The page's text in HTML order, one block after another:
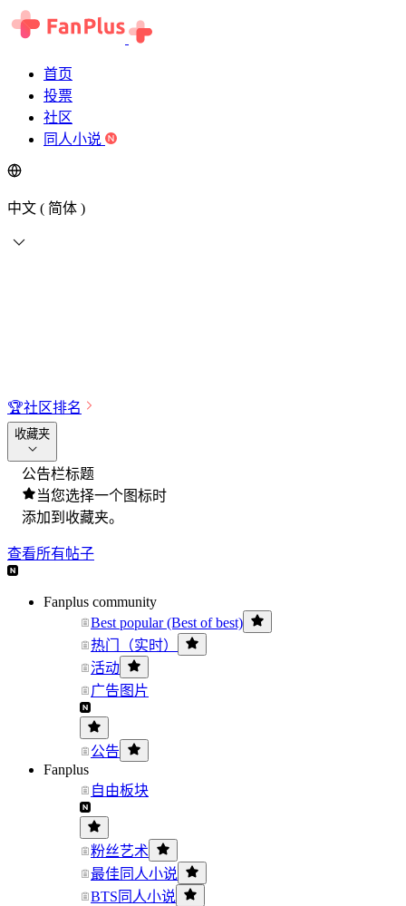
首页
投票
社区
同人小说
中文 ( 简体 )
🏆社区排名
收藏夹
公告栏标题
当您选择一个图标时
添加到收藏夹。
查看所有帖子
Fanplus community
Best popular (Best of best)
热门（实时）
活动
广告图片
公告
Fanplus
自由板块
粉丝艺术
最佳同人小说
BTS同人小说